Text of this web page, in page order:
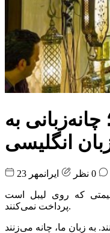
به
انگلیسی
ایرانمهر
که روی لیبل است
پرداخت نمی‌کنند.